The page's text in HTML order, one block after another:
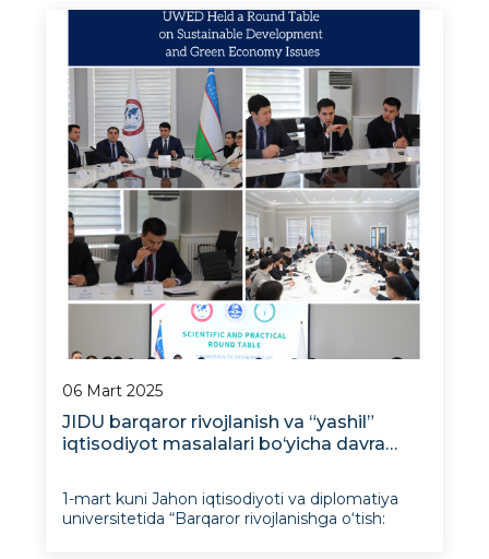
doirasida “SHHT va O‘zbekiston o‘rtasida
mintaqaviy hamkorlikni mustahkamlash”
06 Mart 2025
JIDU barqaror rivojlanish va “yashil”
iqtisodiyot masalalari bo‘yicha davra
1-mart kuni Jahon iqtisodiyoti va diplomatiya
universitetida “Barqaror rivojlanishga o‘tish: